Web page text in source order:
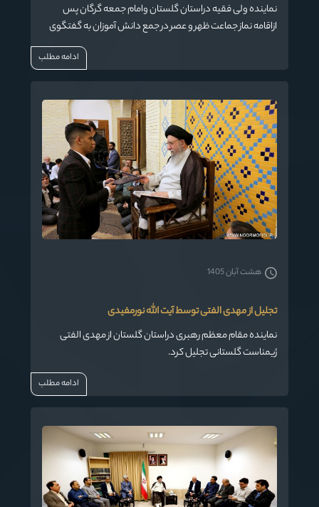
نماینده ولی فقیه دراستان گلستان وامام جمعه گرگان پس
ازاقامه نماز جماعت ظهر و عصر در جمع دانش آموزان به گفتگوی
ادامه مطلب
تجلیل از مهدی الفتی توسط آیت الله نورمفیدی
نماینده مقام معظم رهبری دراستان گلستان از مهدی الفتی
ژیمناست گلستانی تجلیل کرد.
هشت آبان 1405
ادامه مطلب